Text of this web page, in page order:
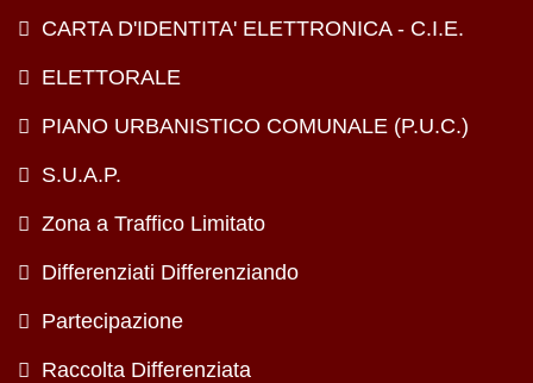
CARTA D'IDENTITA' ELETTRONICA - C.I.E.
ELETTORALE
PIANO URBANISTICO COMUNALE (P.U.C.)
S.U.A.P.
Zona a Traffico Limitato
Differenziati Differenziando
Partecipazione
Raccolta Differenziata